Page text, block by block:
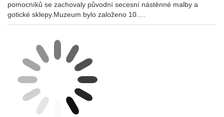
pomocníků se zachovaly původní secesní nástěnné malby a
gotické sklepy.Muzeum bylo založeno 10.…